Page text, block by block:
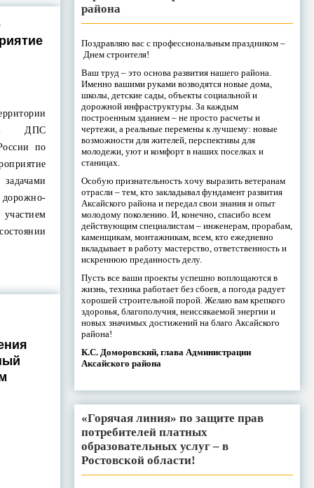
ДПС
по
района
Поздравляю вас с профессиональным праздником –
Днем строителя!
Ваш труд – это основа развития нашего района.
Именно вашими руками возводятся новые дома,
школы, детские сады, объекты социальной и
дорожной инфраструктуры. За каждым
построенным зданием – не просто расчеты и
чертежи, а реальные перемены к лучшему: новые
возможности для жителей, перспективы для
молодежи, уют и комфорт в наших поселках и
станицах.
Особую признательность хочу выразить ветеранам
отрасли – тем, кто закладывал фундамент развития
Аксайского района и передал свои знания и опыт
молодому поколению. И, конечно, спасибо всем
действующим специалистам – инженерам, прорабам,
каменщикам, монтажникам, всем, кто ежедневно
вкладывает в работу мастерство, ответственность и
искреннюю преданность делу.
Пусть все ваши проекты успешно воплощаются в
жизнь, техника работает без сбоев, а погода радует
хорошей строительной порой. Желаю вам крепкого
здоровья, благополучия, неиссякаемой энергии и
новых значимых достижений на благо Аксайского
района!
К.С. Доморовский, глава Администрации
Аксайского района
«Горячая линия» по защите прав
потребителей платных
образовательных услуг – в
Ростовской области!